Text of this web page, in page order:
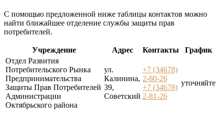
С помощью предложенной ниже таблицы контактов можно
найти ближайшее отделение службы защиты прав
потребителей.
Учреждение Адрес Контакты
График
Отдел Развития
Потребительского Рынка
Предпринимательства
Защиты Прав Потребителей
Администрации
Октябрьского района
ул.
Калинина,
39,
Советский
+7 (34678)
2-80-26
+7 (34678)
2-81-26
уточняйте